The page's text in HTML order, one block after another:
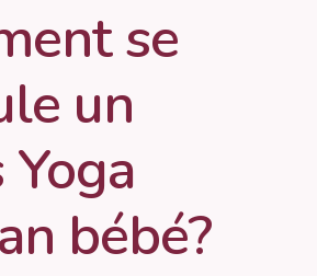
se
un
bébé?